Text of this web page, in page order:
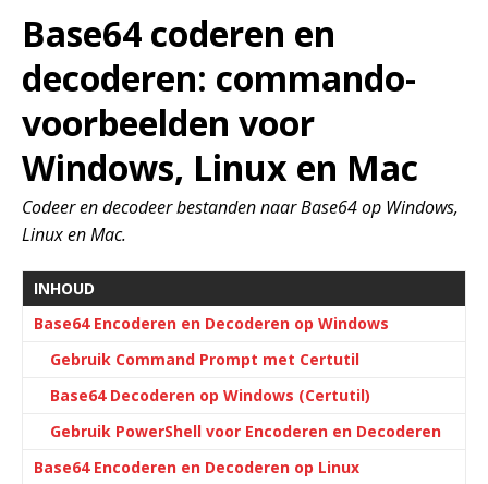
Base64 coderen en
decoderen: commando-
voorbeelden voor
Windows, Linux en Mac
Codeer en decodeer bestanden naar Base64 op Windows,
Linux en Mac.
INHOUD
Base64 Encoderen en Decoderen op Windows
Gebruik Command Prompt met Certutil
Base64 Decoderen op Windows (Certutil)
Gebruik PowerShell voor Encoderen en Decoderen
Base64 Encoderen en Decoderen op Linux